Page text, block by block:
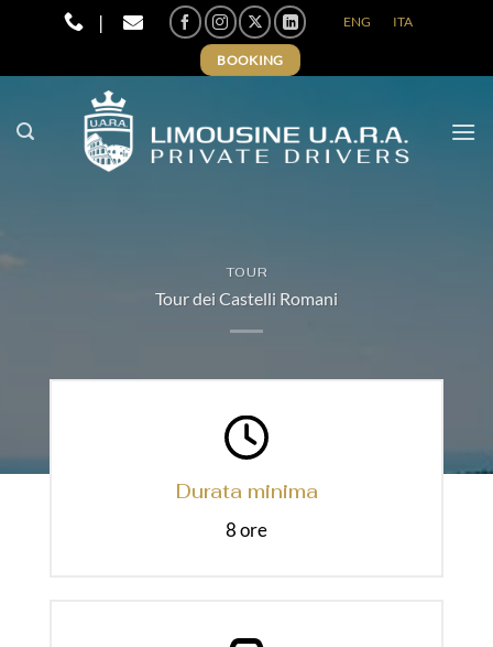
| ENG ITA
BOOKING
TOUR
Tour dei Castelli Romani
Durata minima
8 ore